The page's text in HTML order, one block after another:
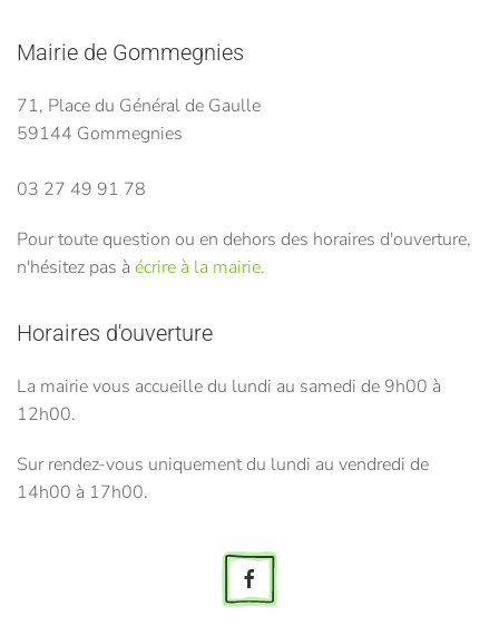
Mairie de Gommegnies
71, Place du Général de Gaulle
59144 Gommegnies
03 27 49 91 78
Pour toute question ou en dehors des horaires d'ouverture,
n'hésitez pas à écrire à la mairie.
Horaires d'ouverture
La mairie vous accueille du lundi au samedi de 9h00 à
12h00.
Sur rendez-vous uniquement du lundi au vendredi de
14h00 à 17h00.